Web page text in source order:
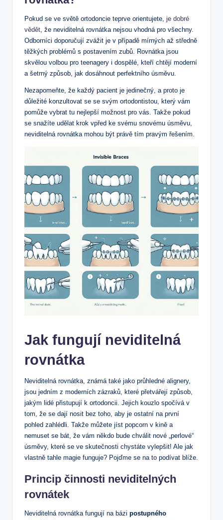
Pokud se ve světě ortodoncie teprve orientujete, je dobré
vědět, že neviditelná rovnátka nejsou vhodná pro všechny.
Odborníci doporučují zvážit je v případě mírných až středně
těžkých problémů s postavením zubů. Rovnátka jsou
skvělou volbou pro teenagery i dospělé, kteří chtějí moderní
a šetrný způsob, jak dosáhnout perfektního úsměvu.
Nezapomeňte, že každý pacient je jedinečný, a proto je
důležité konzultovat se se svým ortodontistou, který vám
pomůže vybrat tu nejlepší možnost pro vás. Takže pokud
se snažíte udělat krok vpřed ke svému snovému úsměvu,
neviditelná rovnátka mohou být právě tím pravým řešením.
Jak fungují neviditelná
rovnátka
Neviditelná rovnátka, známá také jako průhledné alignery,
jsou jedním z moderních zázraků, které přetvářejí způsob,
jakým lidé přistupují k ortodoncii. Jejich kouzlo spočívá v
tom, že se dají nosit bez toho, aby je ostatní na první
pohled zahlédli. Takže můžete jíst popcorn v kině a
nemuset se bát, že vám někdo bude chválit nové „perlové“
úsměvy, které se ve skutečnosti chystáte vylepšit! Ale jak
vlastně tahle magie funguje? Pojďme se na to podívat blíže.
Princip činnosti neviditelných
rovnátek
Neviditelná rovnátka fungují na bázi postupného